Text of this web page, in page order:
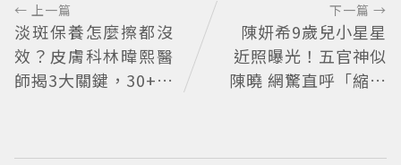
← 上一篇
淡斑保養怎麼擦都沒
效？皮膚科林暐熙醫
師揭3大關鍵，30+女
下一篇 →
陳妍希9歲兒小星星
近照曝光！五官神似
陳曉 網驚直呼「縮小